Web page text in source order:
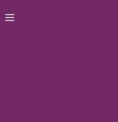
to Menu